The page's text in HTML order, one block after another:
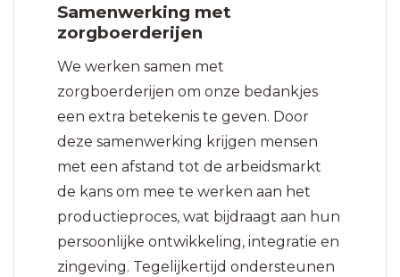
Samenwerking met
zorgboerderijen
We werken samen met
zorgboerderijen om onze bedankjes
een extra betekenis te geven. Door
deze samenwerking krijgen mensen
met een afstand tot de arbeidsmarkt
de kans om mee te werken aan het
productieproces, wat bijdraagt aan hun
persoonlijke ontwikkeling, integratie en
zingeving. Tegelijkertijd ondersteunen